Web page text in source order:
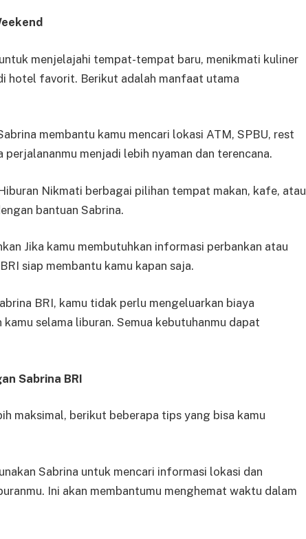
menjelajahi tempat-tempat baru, menikmati kuliner
hotel favorit. Berikut adalah manfaat utama
membantu kamu mencari lokasi ATM, SPBU, rest
menjadi lebih nyaman dan terencana.
Nikmati berbagai pilihan tempat makan, kafe, atau
bantuan Sabrina.
Jika kamu membutuhkan informasi perbankan atau
siap membantu kamu kapan saja.
BRI, kamu tidak perlu mengeluarkan biaya
selama liburan. Semua kebutuhanmu dapat
Sabrina BRI
maksimal, berikut beberapa tips yang bisa kamu
Sabrina untuk mencari informasi lokasi dan
Ini akan membantumu menghemat waktu dalam